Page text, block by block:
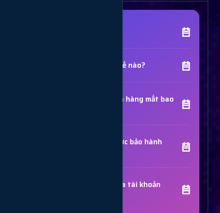
Chất lượng dịch vụ như thế nào?
Thời gian hoàn thành đơn hàng mất bao
Các dịch vụ đã mua có được bảo hành
Sử dụng dịch vụ có bị khóa tài khoản